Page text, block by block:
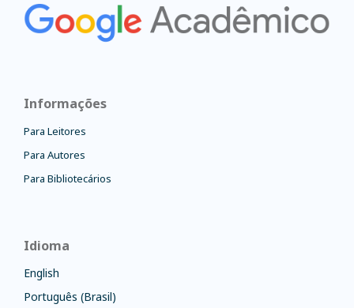
Informações
Para Leitores
Para Autores
Para Bibliotecários
Idioma
English
Português (Brasil)